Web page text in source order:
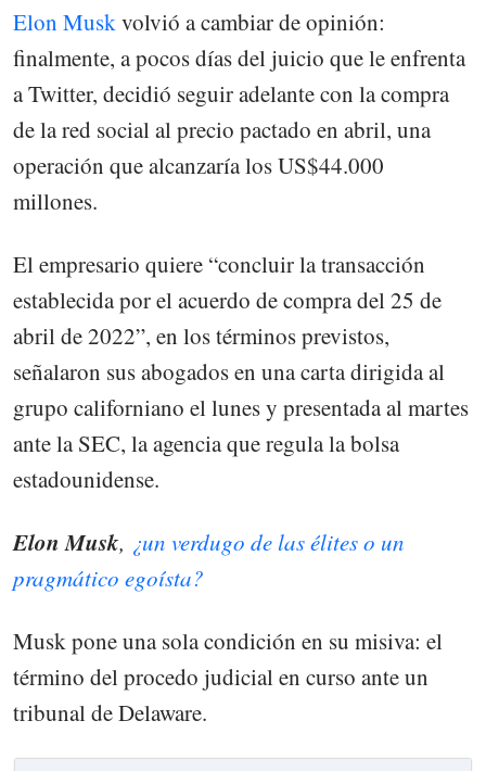
Elon Muskvolvió a cambiar de opinión:
finalmente, a pocos días del juicio que le enfrenta
a Twitter, decidió seguir adelante con la compra
de la red social al precio pactado en abril, una
operación que alcanzaría los US$44.000
millones.
El empresario quiere “concluir la transacción
establecida por el acuerdo de compra del 25 de
abril de 2022”, en los términos previstos,
señalaron sus abogados en una carta dirigida al
grupo californiano el lunes y presentada al martes
ante la SEC, la agencia que regula la bolsa
estadounidense.
Elon Musk, ¿un verdugo de las élites o un
pragmático egoísta?
Musk pone una sola condición en su misiva: el
término del procedo judicial en curso ante un
tribunal de Delaware.